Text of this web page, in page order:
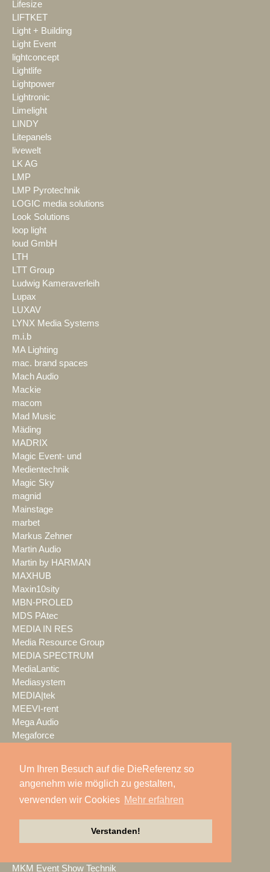
Um Ihren Besuch auf die DieReferenz so
angenehm wie möglich zu gestalten,
verwenden wir Cookies Mehr erfahren
Verstanden!
Lifesize
LIFTKET
Light + Building
Light Event
lightconcept
Lightlife
Lightpower
Lightronic
Limelight
LINDY
Litepanels
livewelt
LK AG
LMP
LMP Pyrotechnik
LOGIC media solutions
Look Solutions
loop light
loud GmbH
LTH
LTT Group
Ludwig Kameraverleih
Lupax
LUXAV
LYNX Media Systems
m.i.b
MA Lighting
mac. brand spaces
Mach Audio
Mackie
macom
Mad Music
Mäding
MADRIX
Magic Event- und
Medientechnik
Magic Sky
magnid
Mainstage
marbet
Markus Zehner
Martin Audio
Martin by HARMAN
MAXHUB
Maxin10sity
MBN-PROLED
MDS PAtec
MEDIA IN RES
Media Resource Group
MEDIA SPECTRUM
MediaLantic
Mediasystem
MEDIA|tek
MEEVI-rent
Mega Audio
Megaforce
Mersive
Meyer Sound
Miet-pa
MisterMaster
MKM Event Show Technik